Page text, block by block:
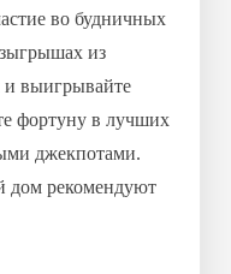
во будничных
из
выигрывайте
фортуну в лучших
джекпотами.
дом рекомендуют